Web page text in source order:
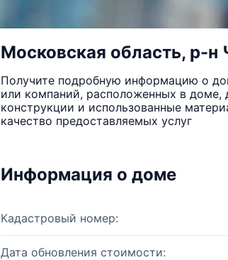
Московская область, р-
Получите подробную информацию о
или компаний, расположенных в доме,
конструкции и использованные
качество предоставляемых услуг
Информация о доме
Кадастровый номер:
Дата обновления стоимости: